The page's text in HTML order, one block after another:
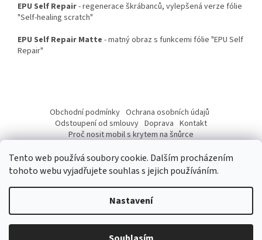
Tento web používá soubory cookie. Dalším procházením
tohoto webu vyjadřujete souhlas s jejich používáním.
Nastavení
Vážení Zákazníci, od 10. 07 do 17. 07. 2026 budeme mít provozní
přestávku z důvodu dovolené. Přijaté objednávky budeme expedovat
EPU Self Repair- regenerace škrábanců, vylepšená verze fólie
"Self-healing scratch"
EPU Self Repair Matte - matný obraz s funkcemi fólie "EPU Self
Repair"
a
Obchodní podmínky Ochrana osobních údajů
Odstoupení od smlouvy Doprava Kontakt
Proč nosit mobil s krytem na šnůrce
Vytvořil Shoptet